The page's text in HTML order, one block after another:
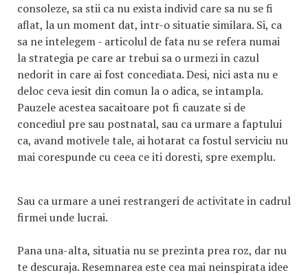
consoleze, sa stii ca nu exista individ care sa nu se fi
aflat, la un moment dat, intr-o situatie similara. Si, ca
sa ne intelegem - articolul de fata nu se refera numai
la strategia pe care ar trebui sa o urmezi in cazul
nedorit in care ai fost concediata. Desi, nici asta nu e
deloc ceva iesit din comun la o adica, se intampla.
Pauzele acestea sacaitoare pot fi cauzate si de
concediul pre sau postnatal, sau ca urmare a faptului
ca, avand motivele tale, ai hotarat ca fostul serviciu nu
mai corespunde cu ceea ce iti doresti, spre exemplu.
Sau ca urmare a unei restrangeri de activitate in cadrul
firmei unde lucrai.
Pana una-alta, situatia nu se prezinta prea roz, dar nu
te descuraja. Resemnarea este cea mai neinspirata idee